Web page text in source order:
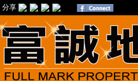
分享